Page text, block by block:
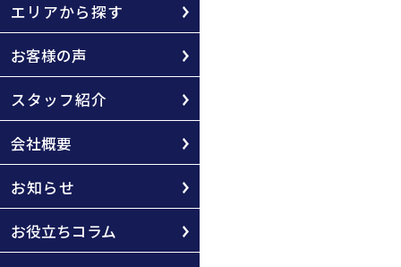
エリアから探す
お客様の声
スタッフ紹介
会社概要
お知らせ
お役立ちコラム